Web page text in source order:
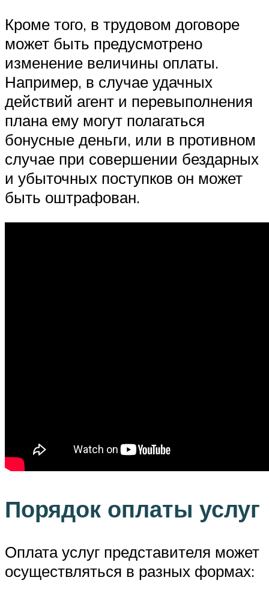
Кроме того, в трудовом договоре
может быть предусмотрено
изменение величины оплаты.
Например, в случае удачных
действий агент и перевыполнения
плана ему могут полагаться
бонусные деньги, или в противном
случае при совершении бездарных
и убыточных поступков он может
быть оштрафован.
Порядок оплаты услуг
Оплата услуг представителя может
осуществляться в разных формах: